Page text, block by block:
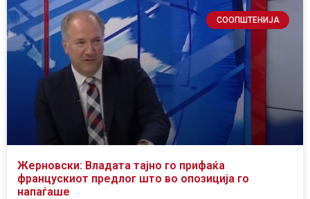
СООПШТЕНИЈА
Жерновски: Владата тајно го прифаќа
францускиот предлог што во опозиција го
напаѓаше